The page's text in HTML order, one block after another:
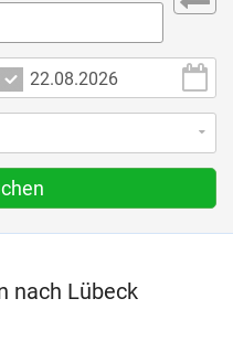
nach Lübeck